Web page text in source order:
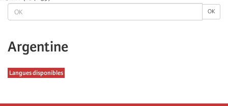
OK OK
Argentine
Langues disponibles